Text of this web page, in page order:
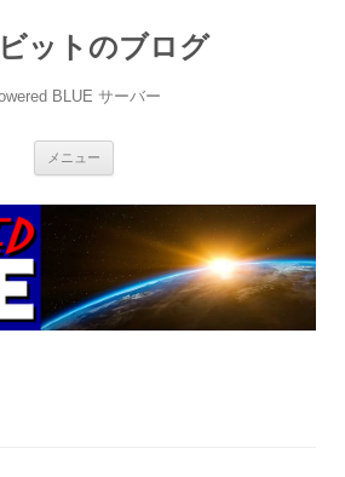
ットのブログ
BLUE サーバー
メニュー
ツ
ッ
プ